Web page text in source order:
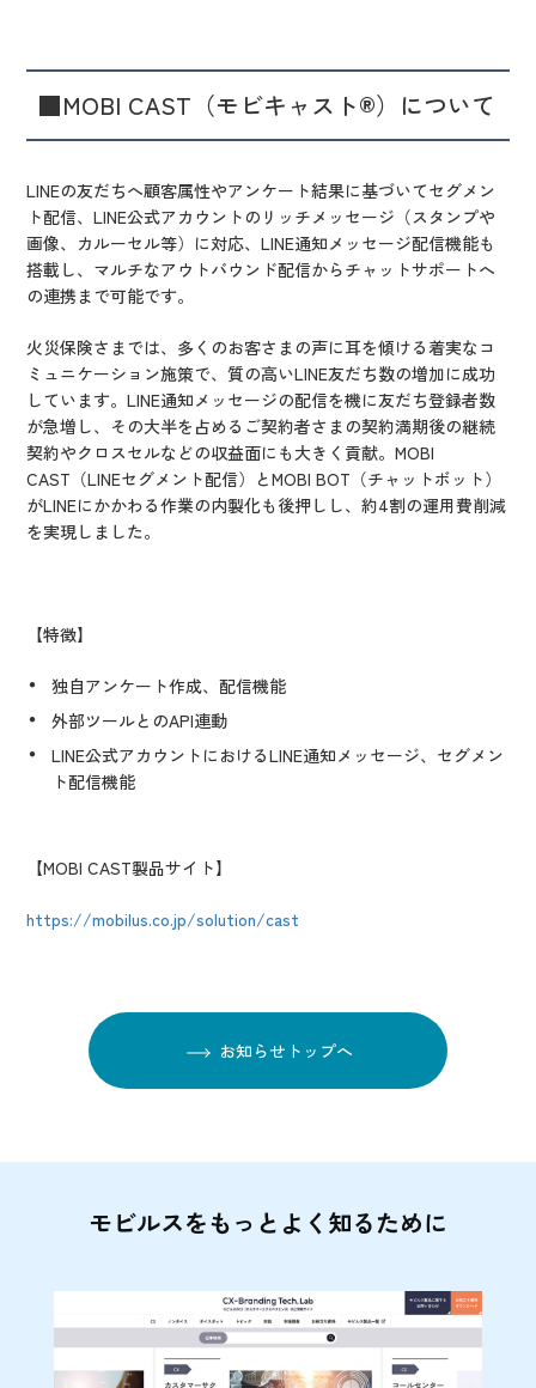
■MOBI CAST（モビキャスト®）について
LINEの友だちへ顧客属性やアンケート結果に基づいてセグメン
ト配信、LINE公式アカウントのリッチメッセージ（スタンプや
画像、カルーセル等）に対応、LINE通知メッセージ配信機能も
搭載し、マルチなアウトバウンド配信からチャットサポートへ
の連携まで可能です。
火災保険さまでは、多くのお客さまの声に耳を傾ける着実なコ
ミュニケーション施策で、質の高いLINE友だち数の増加に成功
しています。LINE通知メッセージの配信を機に友だち登録者数
が急増し、その大半を占めるご契約者さまの契約満期後の継続
契約やクロスセルなどの収益面にも大きく貢献。MOBI
CAST（LINEセグメント配信）とMOBI BOT（チャットボット）
がLINEにかかわる作業の内製化も後押しし、約4割の運用費削減
を実現しました。
【特徴】
独自アンケート作成、配信機能
外部ツールとのAPI連動
LINE公式アカウントにおけるLINE通知メッセージ、セグメン
ト配信機能
【MOBI CAST製品サイト】
https://mobilus.co.jp/solution/cast
お知らせトップへ
モビルスをもっとよく知るために